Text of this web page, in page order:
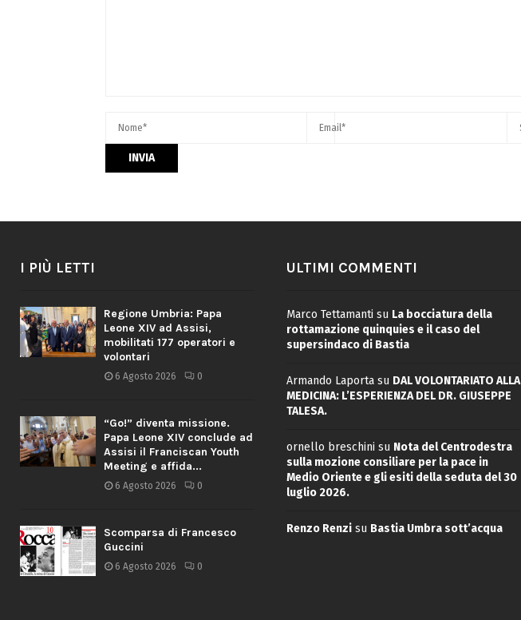
I PIÙ LETTI
Regione Umbria: Papa
Leone XIV ad Assisi,
mobilitati 177 operatori e
volontari
6 Agosto 2026 0
“Go!” diventa missione.
Papa Leone XIV conclude ad
Assisi il Franciscan Youth
Meeting e affida...
6 Agosto 2026 0
Scomparsa di Francesco
Guccini
6 Agosto 2026 0
ULTIMI COMMENTI
Marco Tettamanti su La bocciatura della
rottamazione quinquies e il caso del
supersindaco di Bastia
Armando Laportasu DAL VOLONTARIATO ALLA
MEDICINA: L’ESPERIENZA DEL DR. GIUSEPPE
TALESA.
ornello breschini su Nota del Centrodestra
sulla mozione consiliare per la pace in
Medio Oriente e gli esiti della seduta del 30
luglio 2026.
Renzo Renzisu Bastia Umbra sott’acqua